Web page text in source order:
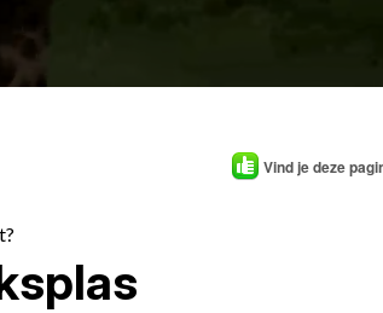
Vind je deze